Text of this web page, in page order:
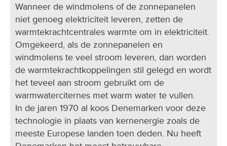
Wanneer de windmolens of de zonnepanelen
niet genoeg elektriciteit leveren, zetten de
warmtekrachtcentrales warmte om in elektriciteit.
Omgekeerd, als de zonnepanelen en
windmolens te veel stroom leveren, dan worden
de warmtekrachtkoppelingen stil gelegd en wordt
het teveel aan stroom gebruikt om de
warmwaterciternes met warm water te vullen.
In de jaren 1970 al koos Denemarken voor deze
technologie in plaats van kernenergie zoals de
meeste Europese landen toen deden. Nu heeft